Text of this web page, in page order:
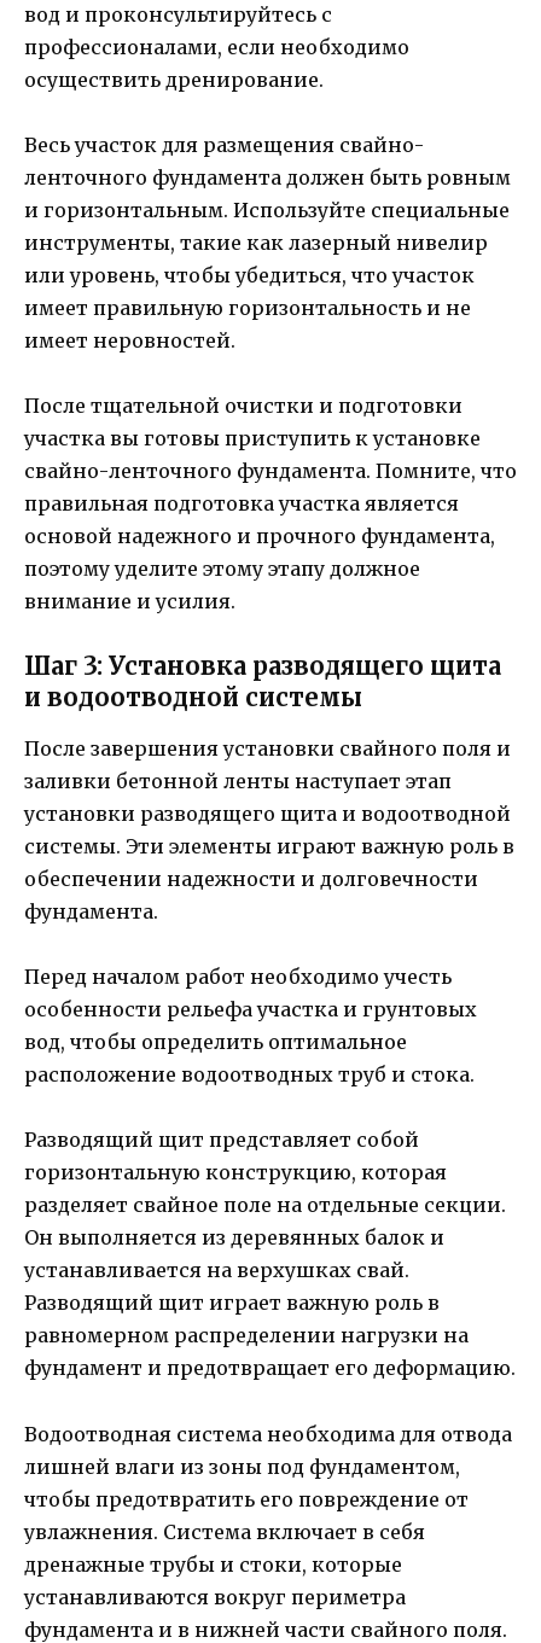
вод и проконсультируйтесь с
профессионалами, если необходимо
осуществить дренирование.
Весь участок для размещения свайно-
ленточного фундамента должен быть ровным
и горизонтальным. Используйте специальные
инструменты, такие как лазерный нивелир
или уровень, чтобы убедиться, что участок
имеет правильную горизонтальность и не
имеет неровностей.
После тщательной очистки и подготовки
участка вы готовы приступить к установке
свайно-ленточного фундамента. Помните, что
правильная подготовка участка является
основой надежного и прочного фундамента,
поэтому уделите этому этапу должное
внимание и усилия.
Шаг 3: Установка разводящего щита
и водоотводной системы
После завершения установки свайного поля и
заливки бетонной ленты наступает этап
установки разводящего щита и водоотводной
системы. Эти элементы играют важную роль в
обеспечении надежности и долговечности
фундамента.
Перед началом работ необходимо учесть
особенности рельефа участка и грунтовых
вод, чтобы определить оптимальное
расположение водоотводных труб и стока.
Разводящий щит представляет собой
горизонтальную конструкцию, которая
разделяет свайное поле на отдельные секции.
Он выполняется из деревянных балок и
устанавливается на верхушках свай.
Разводящий щит играет важную роль в
равномерном распределении нагрузки на
фундамент и предотвращает его деформацию.
Водоотводная система необходима для отвода
лишней влаги из зоны под фундаментом,
чтобы предотвратить его повреждение от
увлажнения. Система включает в себя
дренажные трубы и стоки, которые
устанавливаются вокруг периметра
фундамента и в нижней части свайного поля.